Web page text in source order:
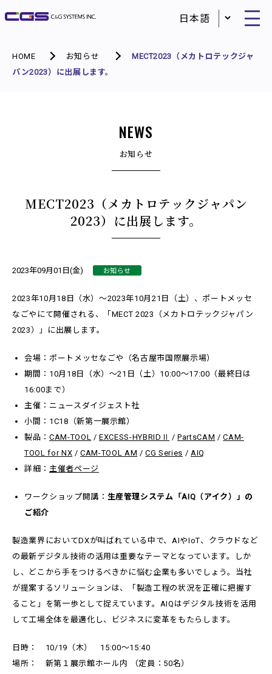
HOME お知らせ
MECT2023（メカトロテックジャ
パン2023）に出展します。
NEWS
お知らせ
MECT2023（メカトロテックジャパン
2023）に出展します。
2023年09月01日(金) お知らせ
2023年10月18日（水）～2023年10月21日（土）、ポートメッセ
なごやにて開催される、「MECT 2023（メカトロテックジャパン
2023）」に出展します。
会場：ポートメッセなごや（名古屋市国際展示場）
期間：10月18日（水）～21日（土）10:00～17:00（最終日は
16:00まで）
主催：ニュースダイジェスト社
小間：1C18（新第一展示館）
製品： CAM-TOOL /EXCESS-HYBRIDⅡ /PartsCAM /CAM-
TOOL for NX /CAM-TOOL AM /CG Series /AIQ
詳細： 主催者ページ
ワークショップ開講： 生産管理システム「AIQ（アイク）」の
ご紹介
製造業界においてDXが叫ばれている中で、AIやIoT、クラウドなど
の最新デジタル技術の活用は重要なテーマとなっています。しか
し、どこから手をつけるべきかに悩む企業も多いでしょう。当社
が提案するソリューションは、「製造工程の状況を正確に把握す
ること」を第一歩として捉えています。AIQはデジタル技術を活用
して工場全体を最適化し、ビジネスに変革をもたらします。
日時： 10/19（木） 15:00～15:40
場所： 新第１展示館ホール内 （定員：50名）